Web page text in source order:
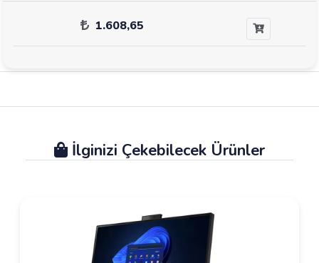
1.608,65
İlginizi Çekebilecek Ürünler